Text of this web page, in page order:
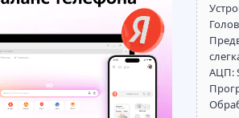
АЦП: